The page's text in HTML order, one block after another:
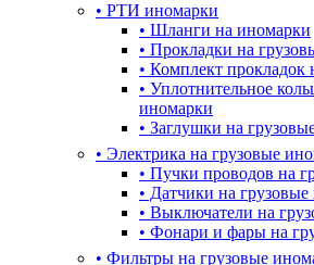
• РТИ иномарки
• Шланги на иномарки
• Прокладки на
• Комплект прокладок
• Уплотнительное
иномарки
• Заглушки на
• Электрика на грузовые
• Пучки проводов на
• Датчики на
• Выключатели на
• Фонари и фары на
• Фильтры на грузовые